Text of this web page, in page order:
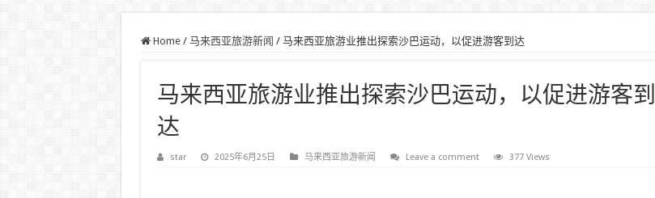
Home / 马来西亚旅游新闻 / 马来西亚旅游业推出探索沙巴运动，以促进游客到达
马来西亚旅游业推出探索沙巴运动，以促进游客到
达
star 2025年6月25日 马来西亚旅游新闻 Leave a comment 377 Views